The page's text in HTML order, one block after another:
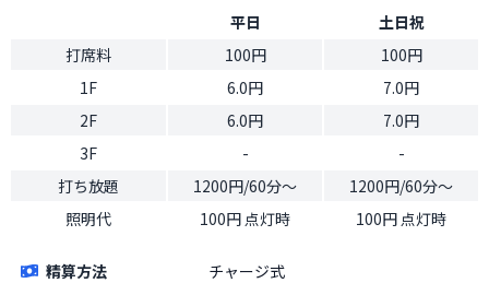
平日
土日祝
打席料
100円
100円
1F
6.0円
7.0円
2F
6.0円
7.0円
3F
-
-
打ち放題
1200円/60分〜
1200円/60分〜
照明代
100円 点灯時 100円 点灯時
精算方法
チャージ式